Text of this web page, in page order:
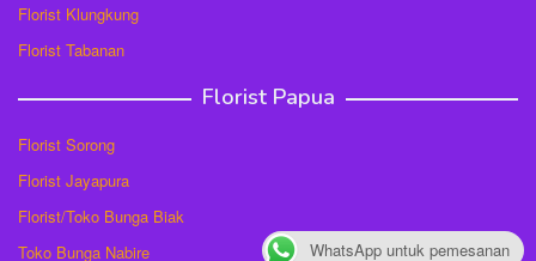
Florist Klungkung
Florist Tabanan
Florist Papua
Florist Sorong
Florist Jayapura
Florist/Toko Bunga Biak
Toko Bunga Nabire
WhatsApp untuk pemesanan